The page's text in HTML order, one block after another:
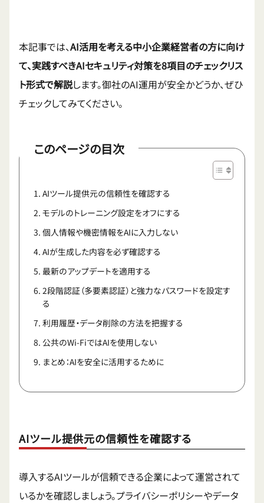
本記事では、AI活用を考える中小企業経営者の方に向け
て、実践すべきAIセキュリティ対策を8項目のチェックリス
ト形式で解説します。御社のAI運用が安全かどうか、ぜひ
チェックしてみてください。
このページの目次
AIツール提供元の信頼性を確認する
モデルのトレーニング設定をオフにする
個人情報や機密情報をAIに入力しない
AIが生成した内容を必ず確認する
最新のアップデートを適用する
2段階認証（多要素認証）と強力なパスワードを設定す
る
利用履歴・データ削除の方法を把握する
公共のWi-FiではAIを使用しない
まとめ：AIを安全に活用するために
AIツール提供元の信頼性を確認する
導入するAIツールが信頼できる企業によって運営されて
いるかを確認しましょう。プライバシーポリシーやデータ